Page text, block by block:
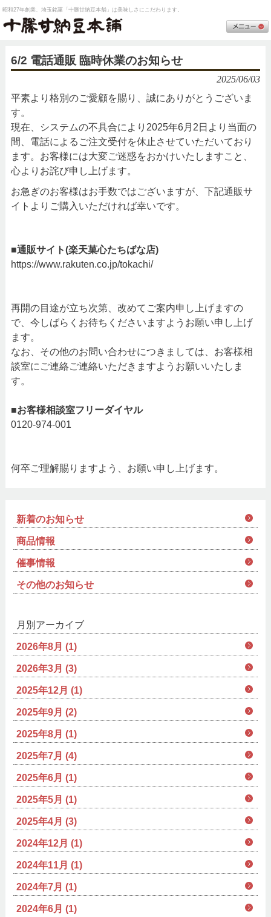
昭和27年創業、埼玉銘菓「十勝甘納豆本舗」は美味しさにこだわります。
6/2 電話通販 臨時休業のお知らせ
2025/06/03
平素より格別のご愛顧を賜り、誠にありがとうございま
す。
現在、システムの不具合により2025年6月2日より当面の
間、電話によるご注文受付を休止させていただいており
ます。お客様には大変ご迷惑をおかけいたしますこと、
心よりお詫び申し上げます。
お急ぎのお客様はお手数ではございますが、下記通販サ
イトよりご購入いただければ幸いです。
■通販サイト(楽天菓心たちばな店)
https://www.rakuten.co.jp/tokachi/
再開の目途が立ち次第、改めてご案内申し上げますの
で、今しばらくお待ちくださいますようお願い申し上げ
ます。
なお、その他のお問い合わせにつきましては、お客様相
談室にご連絡ご連絡いただきますようお願いいたしま
す。
■お客様相談室フリーダイヤル
0120-974-001
何卒ご理解賜りますよう、お願い申し上げます。
新着のお知らせ
商品情報
催事情報
その他のお知らせ
月別アーカイブ
2026年8月 (1)
2026年3月 (3)
2025年12月 (1)
2025年9月 (2)
2025年8月 (1)
2025年7月 (4)
2025年6月 (1)
2025年5月 (1)
2025年4月 (3)
2024年12月 (1)
2024年11月 (1)
2024年7月 (1)
2024年6月 (1)